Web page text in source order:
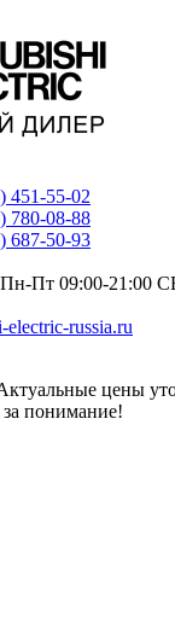
451-55-02
780-08-88
687-50-93
Пн-Пт 09:00-21:00
russia.ru
цены
понимание!